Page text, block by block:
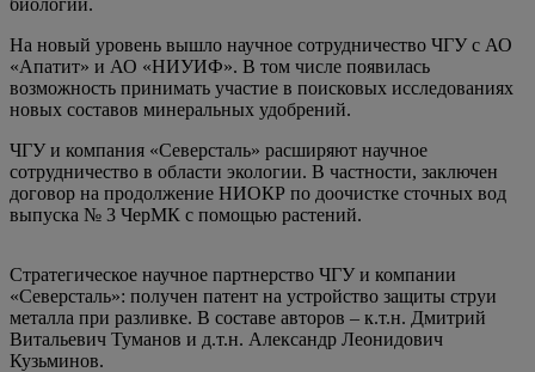
На новый уровень вышло научное сотрудничество ЧГУ с АО
«Апатит» и АО «НИУИФ». В том числе появилась
возможность принимать участие в поисковых исследованиях
новых составов минеральных удобрений.
ЧГУ и компания «Северсталь» расширяют научное
сотрудничество в области экологии. В частности, заключен
договор на продолжение НИОКР по доочистке сточных вод
выпуска № 3 ЧерМК с помощью растений.
Стратегическое научное партнерство ЧГУ и компании
«Северсталь»: получен патент на устройство защиты струи
металла при разливке. В составе авторов – к.т.н. Дмитрий
Витальевич Туманов и д.т.н. Александр Леонидович
Кузьминов.